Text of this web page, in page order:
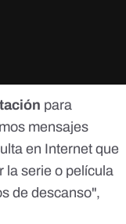
para
mensajes
en Internet que
la serie o película
de descanso",